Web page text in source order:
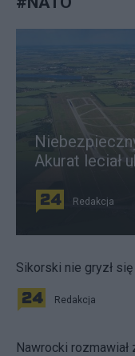
Akurat leciał
Redakcja
Sikorski nie gryzł
Redakcja
Nawrocki rozmawiał